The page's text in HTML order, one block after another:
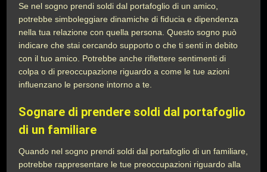
Se nel sogno prendi soldi dal portafoglio di un amico,
potrebbe simboleggiare dinamiche di fiducia e dipendenza
nella tua relazione con quella persona. Questo sogno può
indicare che stai cercando supporto o che ti senti in debito
con il tuo amico. Potrebbe anche riflettere sentimenti di
colpa o di preoccupazione riguardo a come le tue azioni
influenzano le persone intorno a te.
Sognare di prendere soldi dal portafoglio
di un familiare
Quando nel sogno prendi soldi dal portafoglio di un familiare,
potrebbe rappresentare le tue preoccupazioni riguardo alla